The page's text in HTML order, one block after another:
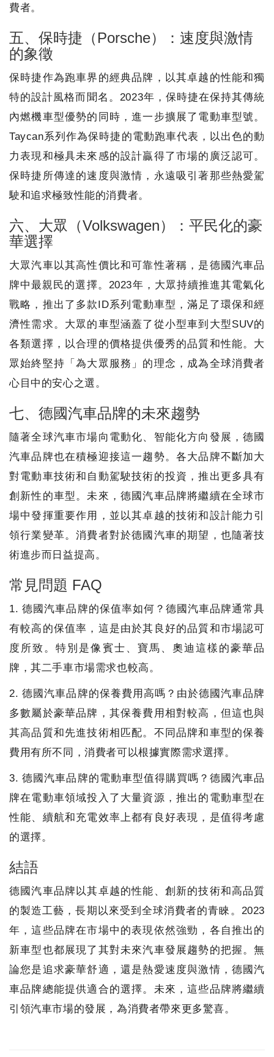
費者。
五、保時捷（Porsche）：速度與激情
的象徵
保時捷作為跑車界的經典品牌，以其卓越的性能和獨
特的設計風格而聞名。2023年，保時捷在保持其傳統
內燃機車型優勢的同時，進一步擴展了電動車型號。
Taycan系列作為保時捷的電動跑車代表，以出色的動
力表現和極具未來感的設計贏得了市場的廣泛認可。
保時捷所傳達的速度與激情，永遠吸引著那些熱愛駕
駛和追求極致性能的消費者。
六、大眾（Volkswagen）：平民化的豪
華選擇
大眾汽車以其高性價比和可靠性著稱，是德國汽車品
牌中最親民的選擇。2023年，大眾持續推進其電氣化
戰略，推出了多款ID系列電動車型，滿足了環保和經
濟性需求。大眾的車型涵蓋了從小型車到大型SUV的
各類選擇，以合理的價格提供優秀的品質和性能。大
眾始終堅持「為大眾服務」的理念，成為全球消費者
心目中的安心之選。
七、德國汽車品牌的未來趨勢
隨著全球汽車市場向電動化、智能化方向發展，德國
汽車品牌也在積極迎接這一趨勢。各大品牌不斷加大
對電動車技術和自動駕駛技術的投資，推出更多具有
創新性的車型。未來，德國汽車品牌將繼續在全球市
場中發揮重要作用，並以其卓越的技術和設計能力引
領行業變革。消費者對於德國汽車的期望，也隨著技
術進步而日益提高。
常見問題 FAQ
1. 德國汽車品牌的保值率如何？德國汽車品牌通常具
有較高的保值率，這是由於其良好的品質和市場認可
度所致。特別是像賓士、寶馬、奧迪這樣的豪華品
牌，其二手車市場需求也較高。
2. 德國汽車品牌的保養費用高嗎？由於德國汽車品牌
多數屬於豪華品牌，其保養費用相對較高，但這也與
其高品質和先進技術相匹配。不同品牌和車型的保養
費用有所不同，消費者可以根據實際需求選擇。
3. 德國汽車品牌的電動車型值得購買嗎？德國汽車品
牌在電動車領域投入了大量資源，推出的電動車型在
性能、續航和充電效率上都有良好表現，是值得考慮
的選擇。
結語
德國汽車品牌以其卓越的性能、創新的技術和高品質
的製造工藝，長期以來受到全球消費者的青睞。2023
年，這些品牌在市場中的表現依然強勁，各自推出的
新車型也都展現了其對未來汽車發展趨勢的把握。無
論您是追求豪華舒適，還是熱愛速度與激情，德國汽
車品牌總能提供適合的選擇。未來，這些品牌將繼續
引領汽車市場的發展，為消費者帶來更多驚喜。